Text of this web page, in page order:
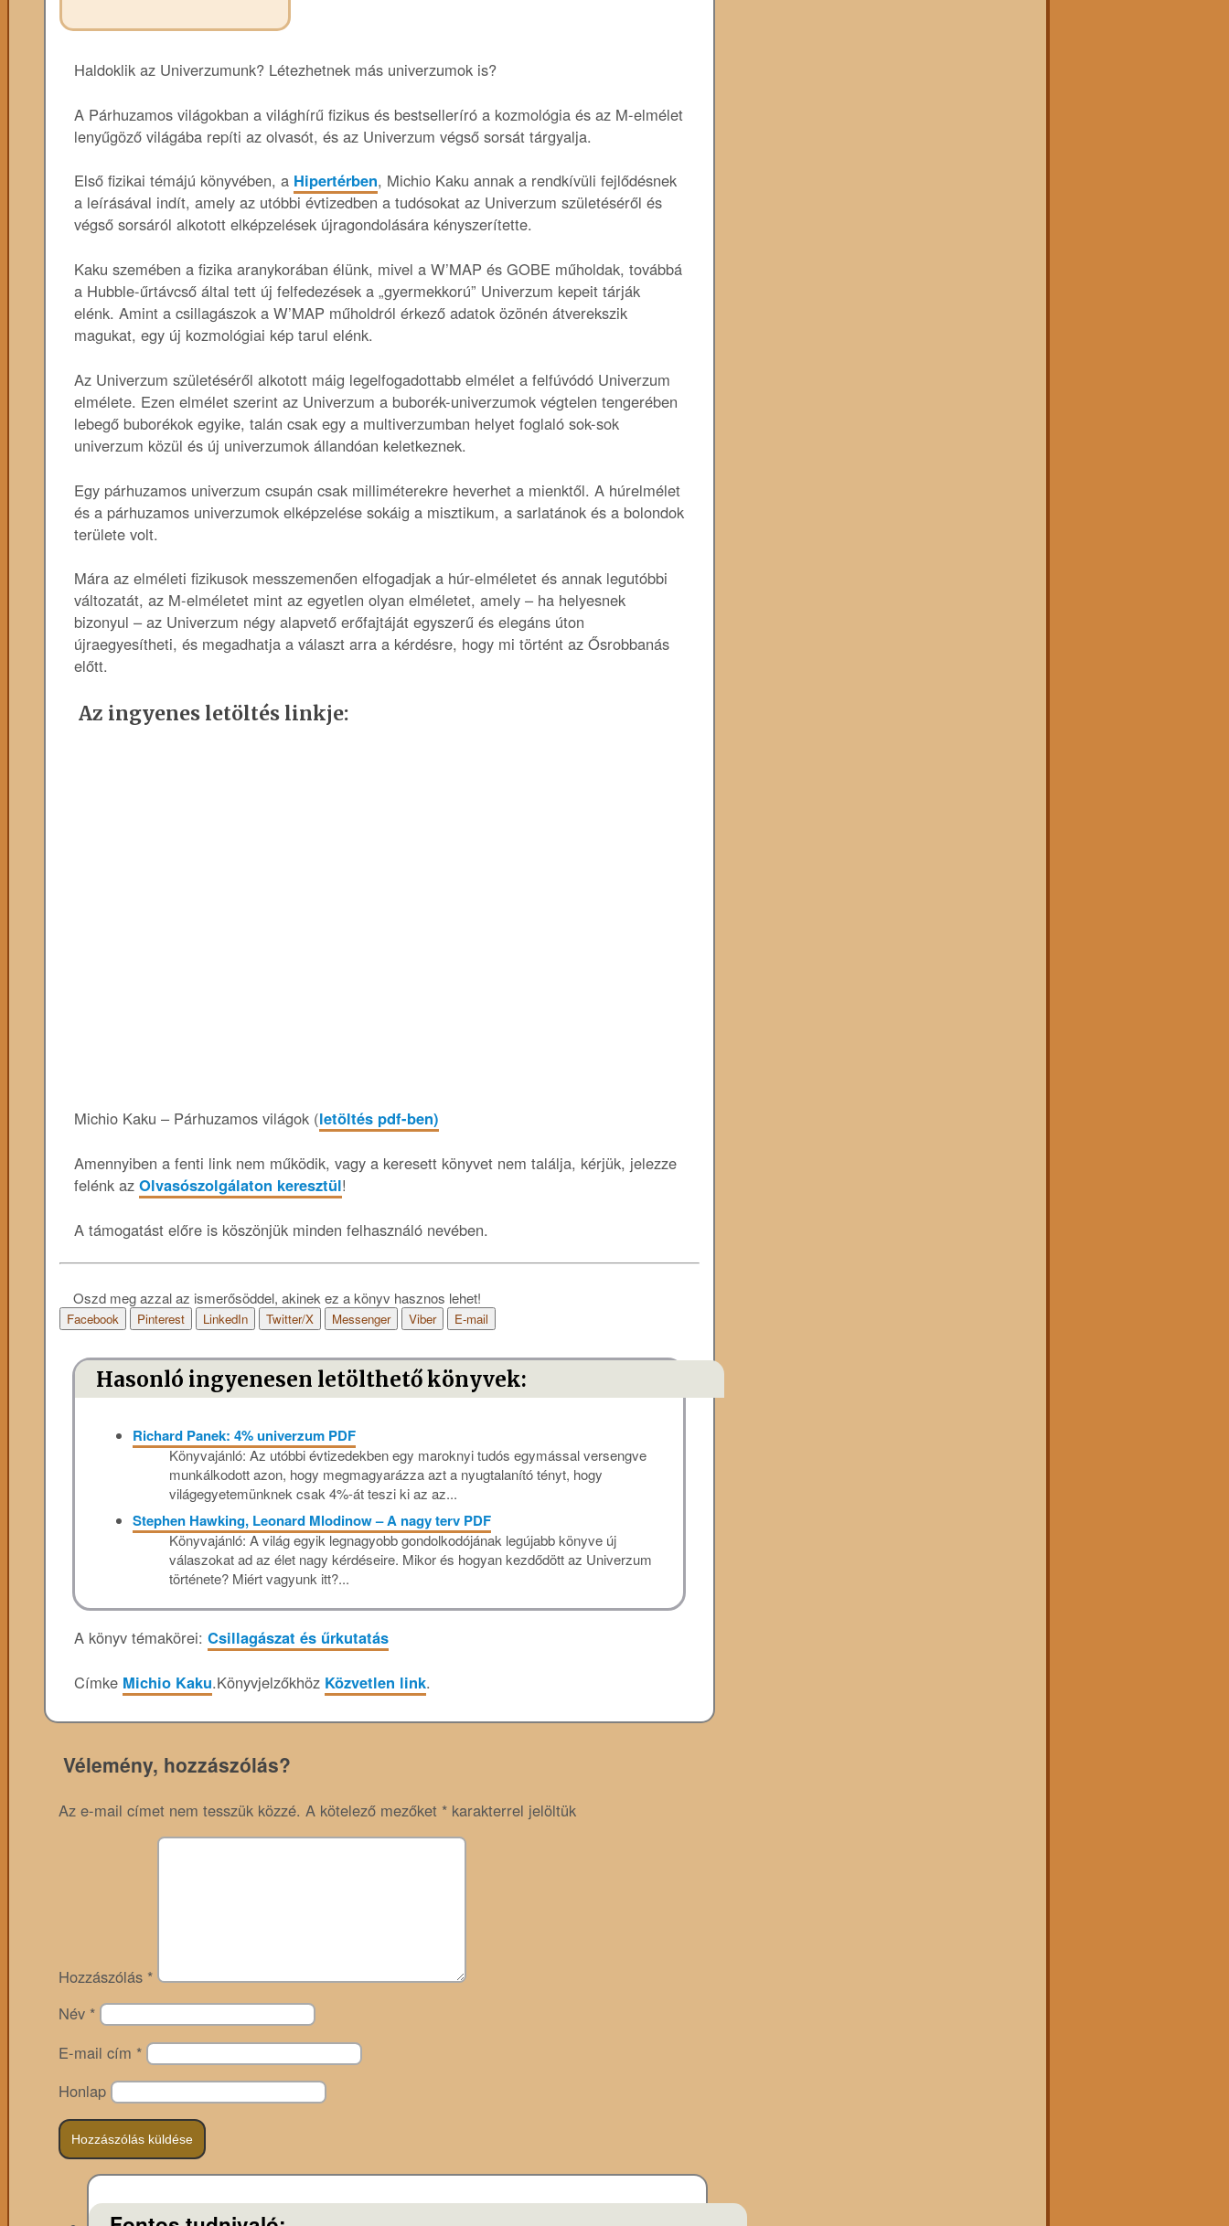
Haldoklik az Univerzumunk? Létezhetnek más univerzumok is?
A Párhuzamos világokban a világhírű fizikus és bestselleríró a kozmológia és az M-elmélet
lenyűgöző világába repíti az olvasót, és az Univerzum végső sorsát tárgyalja.
Első fizikai témájú könyvében, a Hipertérben, Michio Kaku annak a rendkívüli fejlődésnek
a leírásával indít, amely az utóbbi évtizedben a tudósokat az Univerzum születéséről és
végső sorsáról alkotott elképzelések újragondolására kényszerítette.
Kaku szemében a fizika aranykorában élünk, mivel a W’MAP és GOBE műholdak, továbbá
a Hubble-űrtávcső által tett új felfedezések a „gyermekkorú” Univerzum kepeit tárják
elénk. Amint a csillagászok a W’MAP műholdról érkező adatok özönén átverekszik
magukat, egy új kozmológiai kép tarul elénk.
Az Univerzum születéséről alkotott máig legelfogadottabb elmélet a felfúvódó Univerzum
elmélete. Ezen elmélet szerint az Univerzum a buborék-univerzumok végtelen tengerében
lebegő buborékok egyike, talán csak egy a multiverzumban helyet foglaló sok-sok
univerzum közül és új univerzumok állandóan keletkeznek.
Egy párhuzamos univerzum csupán csak milliméterekre heverhet a mienktől. A húrelmélet
és a párhuzamos univerzumok elképzelése sokáig a misztikum, a sarlatánok és a bolondok
területe volt.
Mára az elméleti fizikusok messzemenően elfogadjak a húr-elméletet és annak legutóbbi
változatát, az M-elméletet mint az egyetlen olyan elméletet, amely – ha helyesnek
bizonyul – az Univerzum négy alapvető erőfajtáját egyszerű és elegáns úton
újraegyesítheti, és megadhatja a választ arra a kérdésre, hogy mi történt az Ősrobbanás
előtt.
Az ingyenes letöltés linkje:
Michio Kaku – Párhuzamos világok (letöltés pdf-ben)
Amennyiben a fenti link nem működik, vagy a keresett könyvet nem találja, kérjük, jelezze
felénk az Olvasószolgálaton keresztül!
A támogatást előre is köszönjük minden felhasználó nevében.
Oszd meg azzal az ismerősöddel, akinek ez a könyv hasznos lehet!
Facebook Pinterest LinkedIn Twitter/X Messenger Viber E-mail
Hasonló ingyenesen letölthető könyvek:
Richard Panek: 4% univerzum PDF
Könyvajánló: Az utóbbi évtizedekben egy maroknyi tudós egymással versengve
munkálkodott azon, hogy megmagyarázza azt a nyugtalanító tényt, hogy
világegyetemünknek csak 4%-át teszi ki az az...
Stephen Hawking, Leonard Mlodinow – A nagy terv PDF
Könyvajánló: A világ egyik legnagyobb gondolkodójának legújabb könyve új
válaszokat ad az élet nagy kérdéseire. Mikor és hogyan kezdődött az Univerzum
története? Miért vagyunk itt?...
A könyv témakörei: Csillagászat és űrkutatás
Címke Michio Kaku.Könyvjelzőkhöz Közvetlen link.
Vélemény, hozzászólás?
Az e-mail címet nem tesszük közzé. A kötelező mezőket * karakterrel jelöltük
Hozzászólás *
Név *
E-mail cím *
Honlap